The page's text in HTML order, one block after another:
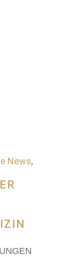
News,